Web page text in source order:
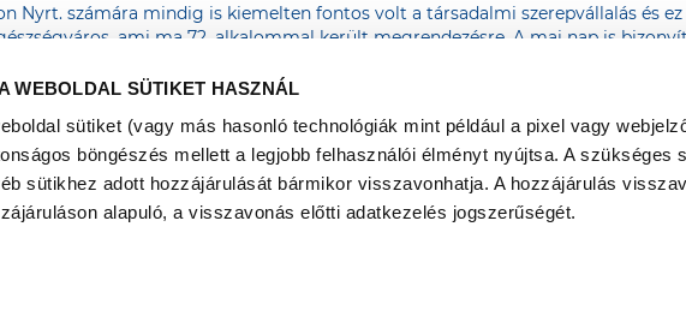
WEBOLDAL SÜTIKET HASZNÁL
sütiket (vagy más hasonló technológiák mint például a pixel vagy
böngészés mellett a legjobb felhasználói élményt nyújtsa. A szükséges
sütikhez adott hozzájárulását bármikor visszavonhatja. A hozzájárulás
alapuló, a visszavonás előtti adatkezelés jogszerűségét.
Nyrt. számára mindig is kiemelten fontos volt a társadalmi szerepvállalás és
ami ma 72. alkalommal került megrendezésre. A mai nap is
Gedeon Nyrt. PR és kormányzati kapcsolatok osztályának csoportvezetője.
Olasz Saroltától, a Richter Gedeon Nyrt. képviselőjétől vehette át a
bizalom mértékét is példázza, köszönöm mind a résztvevőknek, mind a
Dr. Sinkó-Káli Róbert, főigazgató.